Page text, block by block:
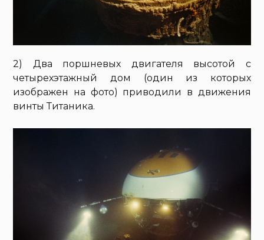
2) Два поршневых двигателя высотой с
четырехэтажный дом (один из которых
изображен на фото) приводили в движения
винты Титаника.